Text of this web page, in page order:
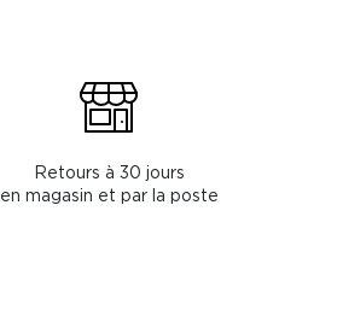
Retours à 30 jours
en magasin et par la poste